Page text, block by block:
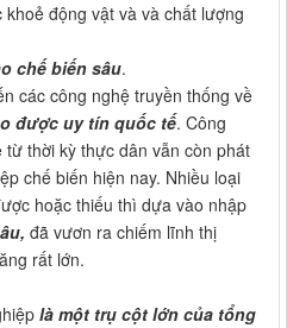
động vật và và chất lượng
chế biến sâu.
các công nghệ truyền thống về
được uy tín quốc tế. Công
thời kỳ thực dân vẫn còn phát
chế biến hiện nay. Nhiều loại
hoặc thiếu thì dựa vào nhập
đã vươn ra chiếm lĩnh thị
rất lớn.
là một trụ cột lớn của tổng